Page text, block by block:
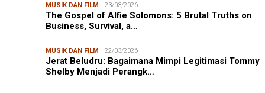
MUSIK DAN FILM 23/03/2026
The Gospel of Alfie Solomons: 5 Brutal Truths on
Business, Survival, a…
MUSIK DAN FILM 22/03/2026
Jerat Beludru: Bagaimana Mimpi Legitimasi Tommy
Shelby Menjadi Perangk…